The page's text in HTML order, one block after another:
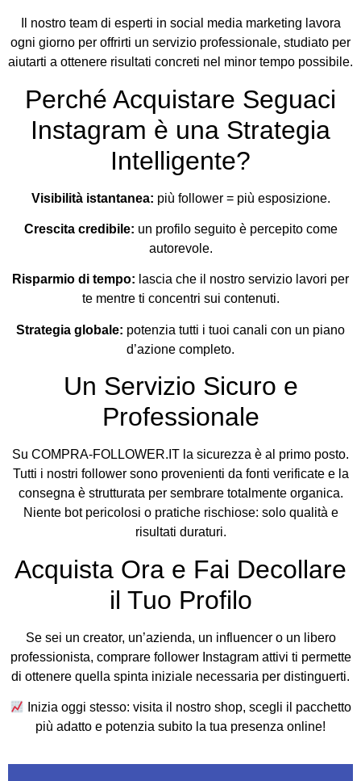
Il nostro team di esperti in social media marketing lavora
ogni giorno per offrirti un servizio professionale, studiato per
aiutarti a ottenere risultati concreti nel minor tempo possibile.
Perché Acquistare Seguaci
Instagram è una Strategia
Intelligente?
Visibilità istantanea: più follower = più esposizione.
Crescita credibile: un profilo seguito è percepito come
autorevole.
Risparmio di tempo: lascia che il nostro servizio lavori per
te mentre ti concentri sui contenuti.
Strategia globale: potenzia tutti i tuoi canali con un piano
d’azione completo.
Un Servizio Sicuro e
Professionale
Su COMPRA-FOLLOWER.IT la sicurezza è al primo posto.
Tutti i nostri follower sono provenienti da fonti verificate e la
consegna è strutturata per sembrare totalmente organica.
Niente bot pericolosi o pratiche rischiose: solo qualità e
risultati duraturi.
Acquista Ora e Fai Decollare
il Tuo Profilo
Se sei un creator, un’azienda, un influencer o un libero
professionista, comprare follower Instagram attivi ti permette
di ottenere quella spinta iniziale necessaria per distinguerti.
Inizia oggi stesso: visita il nostro shop, scegli il pacchetto
più adatto e potenzia subito la tua presenza online!